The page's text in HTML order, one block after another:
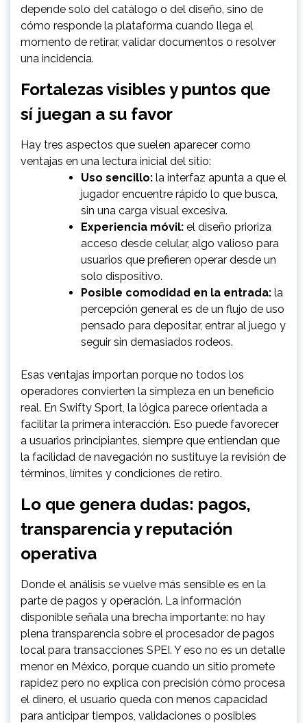
depende solo del catálogo o del diseño, sino de
cómo responde la plataforma cuando llega el
momento de retirar, validar documentos o resolver
una incidencia.
Fortalezas visibles y puntos que
sí juegan a su favor
Hay tres aspectos que suelen aparecer como
ventajas en una lectura inicial del sitio:
Uso sencillo: la interfaz apunta a que el
jugador encuentre rápido lo que busca,
sin una carga visual excesiva.
Experiencia móvil: el diseño prioriza
acceso desde celular, algo valioso para
usuarios que prefieren operar desde un
solo dispositivo.
Posible comodidad en la entrada: la
percepción general es de un flujo de uso
pensado para depositar, entrar al juego y
seguir sin demasiados rodeos.
Esas ventajas importan porque no todos los
operadores convierten la simpleza en un beneficio
real. En Swifty Sport, la lógica parece orientada a
facilitar la primera interacción. Eso puede favorecer
a usuarios principiantes, siempre que entiendan que
la facilidad de navegación no sustituye la revisión de
términos, límites y condiciones de retiro.
Lo que genera dudas: pagos,
transparencia y reputación
operativa
Donde el análisis se vuelve más sensible es en la
parte de pagos y operación. La información
disponible señala una brecha importante: no hay
plena transparencia sobre el procesador de pagos
local para transacciones SPEI. Y eso no es un detalle
menor en México, porque cuando un sitio promete
rapidez pero no explica con precisión cómo procesa
el dinero, el usuario queda con menos capacidad
para anticipar tiempos, validaciones o posibles